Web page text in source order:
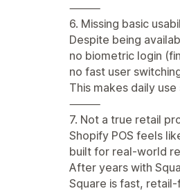
⸻
6. Missing basic
Despite being
no biometric login
no fast user
This makes daily
⸻
7. Not a true retail
Shopify POS feels
built for real-world
After years with
Square is fast,